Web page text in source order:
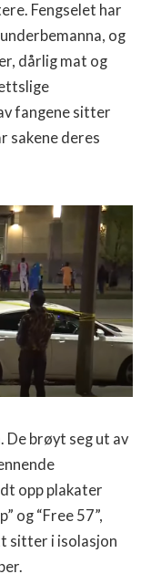
Fengselet har
og
dårlig mat og
fangene sitter
sakene deres
brøyt seg ut av
opp plakater
og “Free 57”,
sitter i isolasjon